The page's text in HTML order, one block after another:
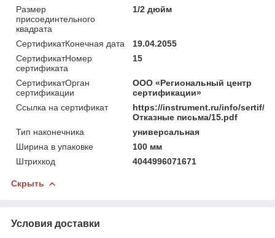
Размер
присоединтельного
квадрата
1/2 дюйм
СертификатКонечная дата
19.04.2055
СертификатНомер
сертификата
15
СертификатОрган
сертификации
ООО «Региональный центр
сертификации»
Ссылка на сертификат
https://instrument.ru/info/sertif/
Отказные письма/15.pdf
Тип наконечника
универсальная
Ширина в упаковке
100 мм
Штрихкод
4044996071671
Скрыть
Условия доставки